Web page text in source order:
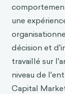
une
décision et
travaillé sur
niveau de
Capital